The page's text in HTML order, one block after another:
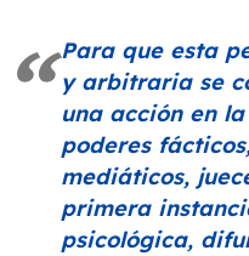
Para que esta
y arbitraria se
una acción en
poderes
mediáticos,
primera
psicológica,